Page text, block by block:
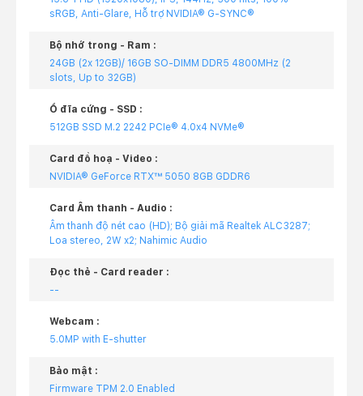
sRGB, Anti-Glare, Hỗ trợ NVIDIA® G-SYNC®
Bộ nhớ trong - Ram :
24GB (2x 12GB)/ 16GB SO-DIMM DDR5 4800MHz (2
slots, Up to 32GB)
Ổ đĩa cứng - SSD :
512GB SSD M.2 2242 PCIe® 4.0x4 NVMe®
Card đồ hoạ - Video :
NVIDIA® GeForce RTX™ 5050 8GB GDDR6
Card Âm thanh - Audio :
Âm thanh độ nét cao (HD); Bộ giải mã Realtek ALC3287;
Loa stereo, 2W x2; Nahimic Audio
Đọc thẻ - Card reader :
--
Webcam :
5.0MP with E-shutter
Bảo mật :
Firmware TPM 2.0 Enabled